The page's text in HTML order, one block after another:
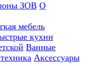
ЗОВ О
мебель
кухни
Ванные
Аксессуары